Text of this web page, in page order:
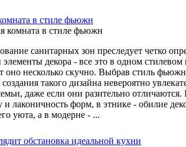
в стиле фьюжн
санитарных зон преследует четко
элементы декора - все это в одном
оно несколько скучно. Выбрав стиль
такого дизайна невероятно
даже если они разительно
и лаконичность форм, в этнике - обилие
уюта, а в модерне - ...
обстановка идеальной кухни